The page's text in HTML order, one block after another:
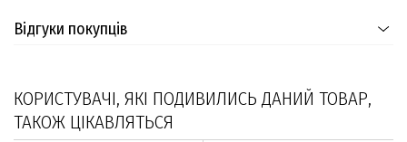
Відгуки покупців
КОРИСТУВАЧІ, ЯКІ ПОДИВИЛИСЬ ДАНИЙ ТОВАР,
ТАКОЖ ЦІКАВЛЯТЬСЯ